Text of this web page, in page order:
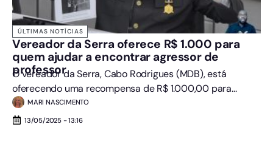
ÚLTIMAS NOTÍCIAS
Vereador da Serra oferece R$ 1.000 para
quem ajudar a encontrar agressor de
professor
O vereador da Serra, Cabo Rodrigues (MDB), está
oferecendo uma recompensa de R$ 1.000,00 para...
MARI NASCIMENTO
13/05/2025 - 13:16